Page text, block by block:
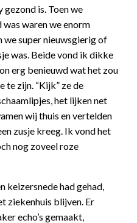
is. Toen we
waren we enorm
we super nieuwsgierig of
was. Beide vond ik dikke
erg benieuwd wat het zou
te zijn. “Kijk” ze de
het lijken net
wij thuis en vertelden
zusje kreeg. Ik vond het
nog zoveel roze
keizersnede had gehad,
ziekenhuis blijven. Er
echo’s gemaakt,